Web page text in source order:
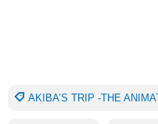
AKIBA’S TRIP -THE